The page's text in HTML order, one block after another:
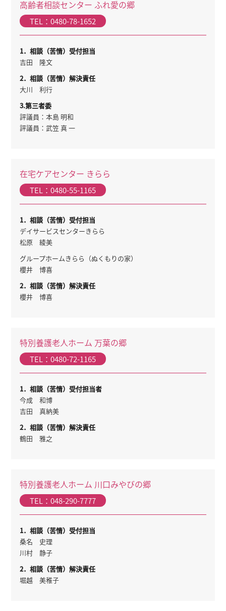
高齢者相談センター ふれ愛の郷
TEL：0480-78-1652
1．相談（苦情）受付担当
吉田 隆文
2．相談（苦情）解決責任
大川 利行
3.第三者委
評議員：本島 明和
評議員：武笠 真 一
在宅ケアセンター きらら
TEL：0480-55-1165
1．相談（苦情）受付担当
デイサービスセンターきらら
松原 綾美
グループホームきらら（ぬくもりの家）
櫻井 博喜
2．相談（苦情）解決責任
櫻井 博喜
特別養護老人ホーム 万葉の郷
TEL：0480-72-1165
1．相談（苦情）受付担当者
今成 和博
吉田 真納美
2．相談（苦情）解決責任
鶴田 雅之
特別養護老人ホーム 川口みやびの郷
TEL：048-290-7777
1．相談（苦情）受付担当
桑名 史理
川村 静子
2．相談（苦情）解決責任
堀越 美稚子